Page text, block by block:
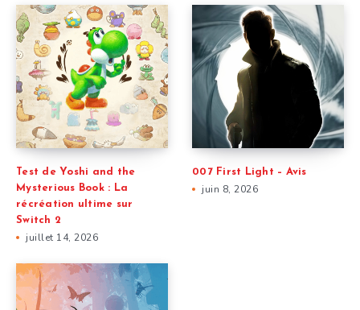
Test de Yoshi and the
Mysterious Book : La
récréation ultime sur
Switch 2
juillet 14, 2026
007 First Light – Avis
juin 8, 2026